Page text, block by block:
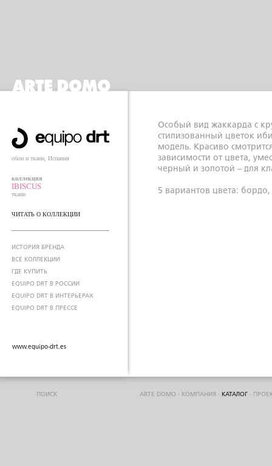
обои и ткани, Испания
коллекция
IBISCUS
ткани
ЧИТАТЬ О КОЛЛЕКЦИИ
ИСТОРИЯ БРЕНДА
ВСЕ КОЛЛЕКЦИИ
ГДЕ КУПИТЬ
EQUIPO DRT В РОССИИ
EQUIPO DRT В ИНТЕРЬЕРАХ
EQUIPO DRT В ПРЕССЕ
www.equipo-drt.es
ПОИСК
Особый вид жаккарда с
стилизованный цветок
модель. Красиво
зависимости от цвета,
черный и золотой – для
5 вариантов цвета:
ARTE DOMO - КОМПАНИЯ - КАТАЛОГ -